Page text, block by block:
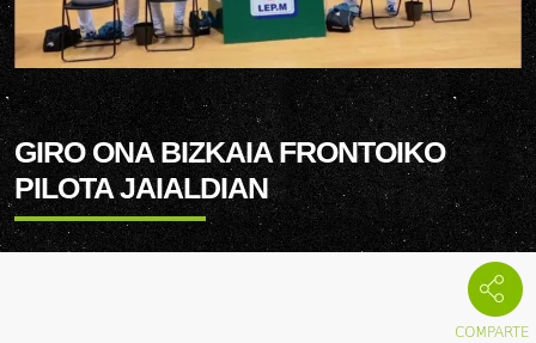
GIRO ONA BIZKAIA FRONTOIKO
PILOTA JAIALDIAN